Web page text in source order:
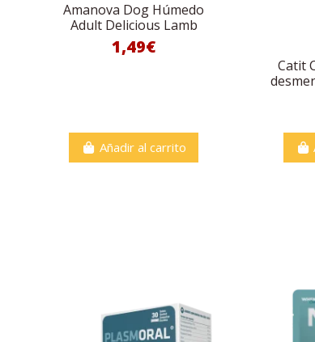
Amanova Dog Húmedo
Adult Delicious Lamb
1,49€
Añadir al carrito
Catit